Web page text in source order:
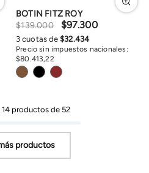
BOTIN FITZ ROY
$139.000 $97.300
Precio sin impuestos nacionales:
$80 413,22
3 cuotas de$32.434
14 productos de 52